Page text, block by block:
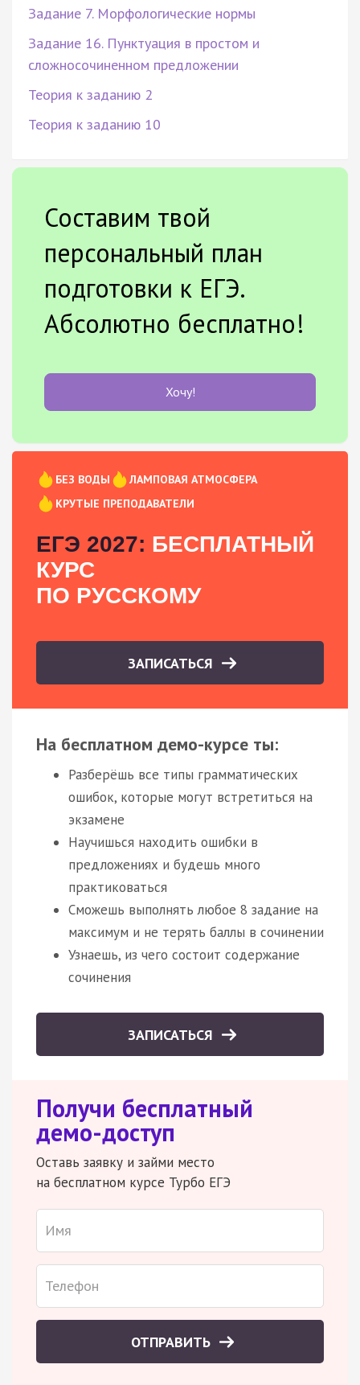
Задание 7. Морфологические нормы
Задание 16. Пунктуация в простом и
сложносочиненном предложении
Теория к заданию 2
Теория к заданию 10
Составим твой
персональный план
подготовки к ЕГЭ.
Абсолютно бесплатно!
Хочу!
БЕЗ ВОДЫ
ЛАМПОВАЯ АТМОСФЕРА
КРУТЫЕ ПРЕПОДАВАТЕЛИ
ЕГЭ 2027: БЕСПЛАТНЫЙ
КУРС
ПО РУССКОМУ
ЗАПИСАТЬСЯ
На бесплатном демо-курсе ты:
Разберёшь все типы грамматических
ошибок, которые могут встретиться на
экзамене
Научишься находить ошибки в
предложениях и будешь много
практиковаться
Сможешь выполнять любое 8 задание на
максимум и не терять баллы в сочинении
Узнаешь, из чего состоит содержание
сочинения
ЗАПИСАТЬСЯ
Получи бесплатный
демо-доступ
Оставь заявку и займи место
на бесплатном курсе Турбо ЕГЭ
ОТПРАВИТЬ